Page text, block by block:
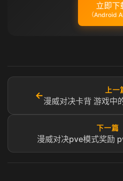
立即下
（Android
←
上一
漫威对决卡背 游戏中
下一篇
漫威对决pve模式奖励